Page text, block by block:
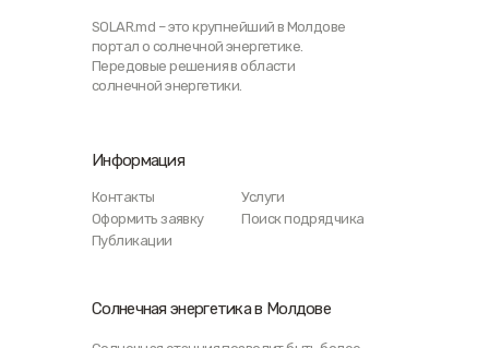
SOLAR.md – это крупнейший в Молдове
портал о солнечной энергетике.
Передовые решения в области
солнечной энергетики.
Информация
Контакты
Услуги
Оформить заявку
Поиск подрядчика
Публикации
Солнечная энергетика в Молдове